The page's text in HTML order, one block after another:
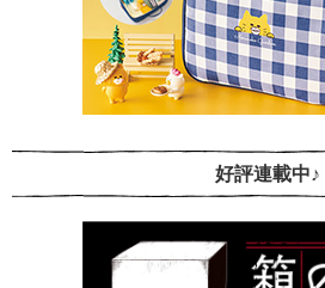
好評連載中♪